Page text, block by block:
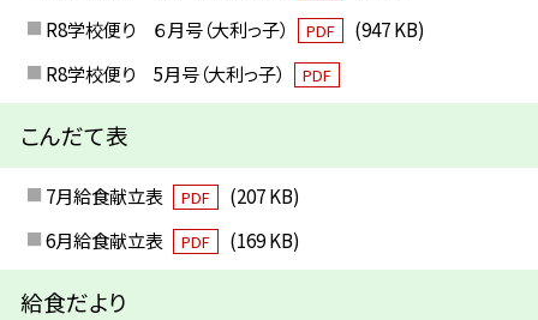
R8学校便り ６月号（大利っ子）
PDF
(947 KB)
R8学校便り 5月号（大利っ子）
PDF
こんだて表
7月給食献立表 PDF
(207 KB)
6月給食献立表
PDF (169 KB)
給食だより